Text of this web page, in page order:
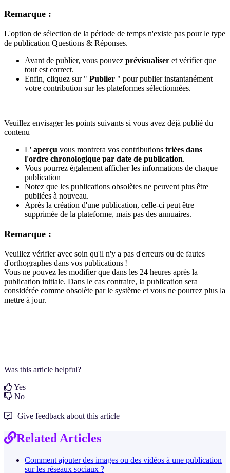
Remarque :
L'option de sélection de la période de temps n'existe pas pour le type
de publication Questions & Réponses.
Avant de publier, vous pouvez prévisualiser et vérifier que
tout est correct.
Enfin, cliquez sur " Publier " pour publier instantanément
votre contribution sur les plateformes sélectionnées.
Veuillez envisager les points suivants si vous avez déjà publié du
contenu
L' aperçu vous montrera vos contributions triées dans
l'ordre chronologique par date de publication.
Vous pourrez également afficher les informations de chaque
publication
Notez que les publications obsolètes ne peuvent plus être
publiées à nouveau.
Après la création d'une publication, celle-ci peut être
supprimée de la plateforme, mais pas des annuaires.
Remarque :
Veuillez vérifier avec soin qu'il n'y a pas d'erreurs ou de fautes
d'orthographes dans vos publications !
Vous ne pouvez les modifier que dans les 24 heures après la
publication initiale. Dans le cas contraire, la publication sera
considérée comme obsolète par le système et vous ne pourrez plus la
mettre à jour.
Was this article helpful?
Yes
No
Give feedback about this article
Related Articles
Comment ajouter des images ou des vidéos à une publication
sur les réseaux sociaux ?